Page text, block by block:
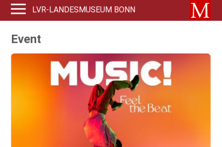
LVR-LANDESMUSEUM BONN
Event